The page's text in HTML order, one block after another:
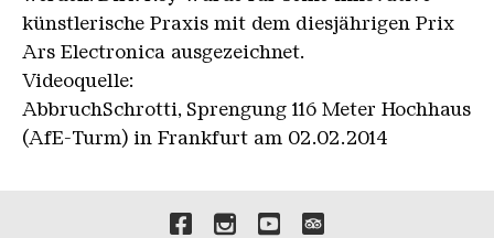
künstlerische Praxis mit dem diesjährigen Prix
Ars Electronica ausgezeichnet.
Videoquelle:
AbbruchSchrotti, Sprengung 116 Meter Hochhaus
(AfE-Turm) in Frankfurt am 02.02.2014
Verlinkungen zu unseren